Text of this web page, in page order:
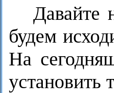
Давайте
будем
На
установить